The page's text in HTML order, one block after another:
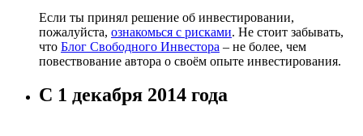
Если ты принял решение об инвестировании,
пожалуйста, ознакомься с рисками. Не стоит забывать,
что Блог Свободного Инвестора – не более, чем
повествование автора о своём опыте инвестирования.
С 1 декабря 2014 года